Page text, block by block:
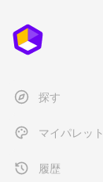
探す
マイパレット
履歴